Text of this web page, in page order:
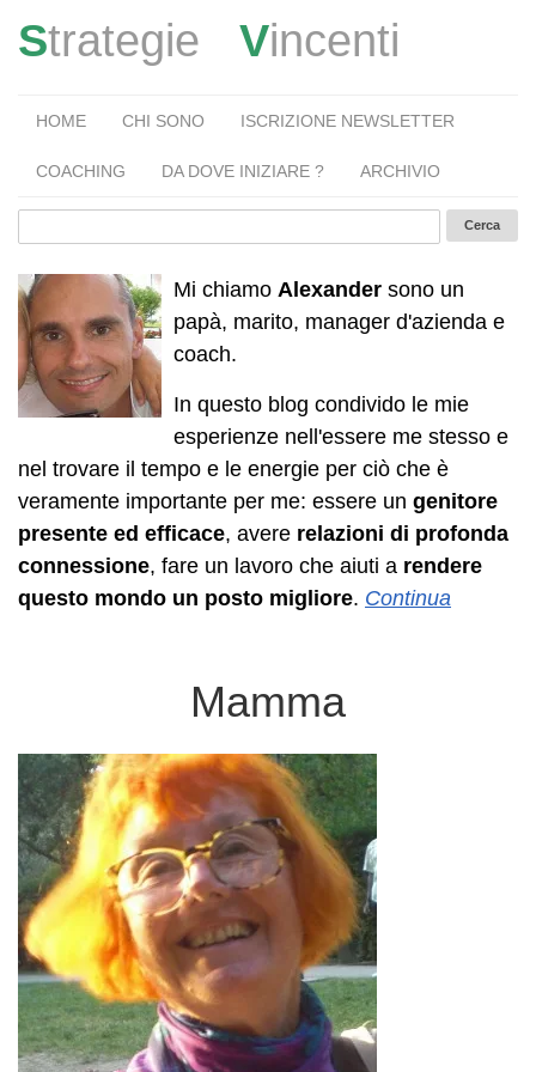
Strategie Vincenti
HOME CHI SONO ISCRIZIONE NEWSLETTER
COACHING DA DOVE INIZIARE ? ARCHIVIO
Mi chiamo Alexander sono un
papà, marito, manager d'azienda e
coach.
In questo blog condivido le mie
esperienze nell'essere me stesso e
nel trovare il tempo e le energie per ciò che è
veramente importante per me: essere un genitore
presente ed efficace, avere relazioni di profonda
connessione, fare un lavoro che aiuti a rendere
questo mondo un posto migliore. Continua
Mamma